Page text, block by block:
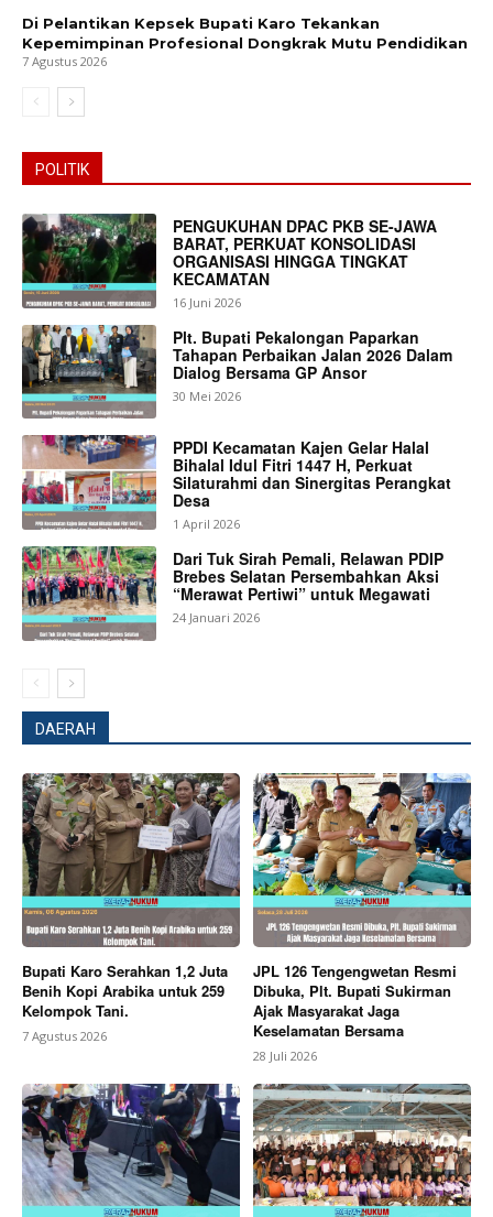
News Week
Magazine PRO
Di Pelantikan Kepsek Bupati Karo Tekankan
Kepemimpinan Profesional Dongkrak Mutu Pendidikan
7 Agustus 2026
POLITIK
PENGUKUHAN DPAC PKB SE-JAWA
BARAT, PERKUAT KONSOLIDASI
ORGANISASI HINGGA TINGKAT
KECAMATAN
16 Juni 2026
Plt. Bupati Pekalongan Paparkan
Tahapan Perbaikan Jalan 2026 Dalam
Dialog Bersama GP Ansor
30 Mei 2026
PPDI Kecamatan Kajen Gelar Halal
Bihalal Idul Fitri 1447 H, Perkuat
Silaturahmi dan Sinergitas Perangkat
Desa
1 April 2026
Dari Tuk Sirah Pemali, Relawan PDIP
Brebes Selatan Persembahkan Aksi
“Merawat Pertiwi” untuk Megawati
24 Januari 2026
DAERAH
Bupati Karo Serahkan 1,2 Juta
Benih Kopi Arabika untuk 259
Kelompok Tani.
7 Agustus 2026
JPL 126 Tengengwetan Resmi
Dibuka, Plt. Bupati Sukirman
Ajak Masyarakat Jaga
Keselamatan Bersama
28 Juli 2026